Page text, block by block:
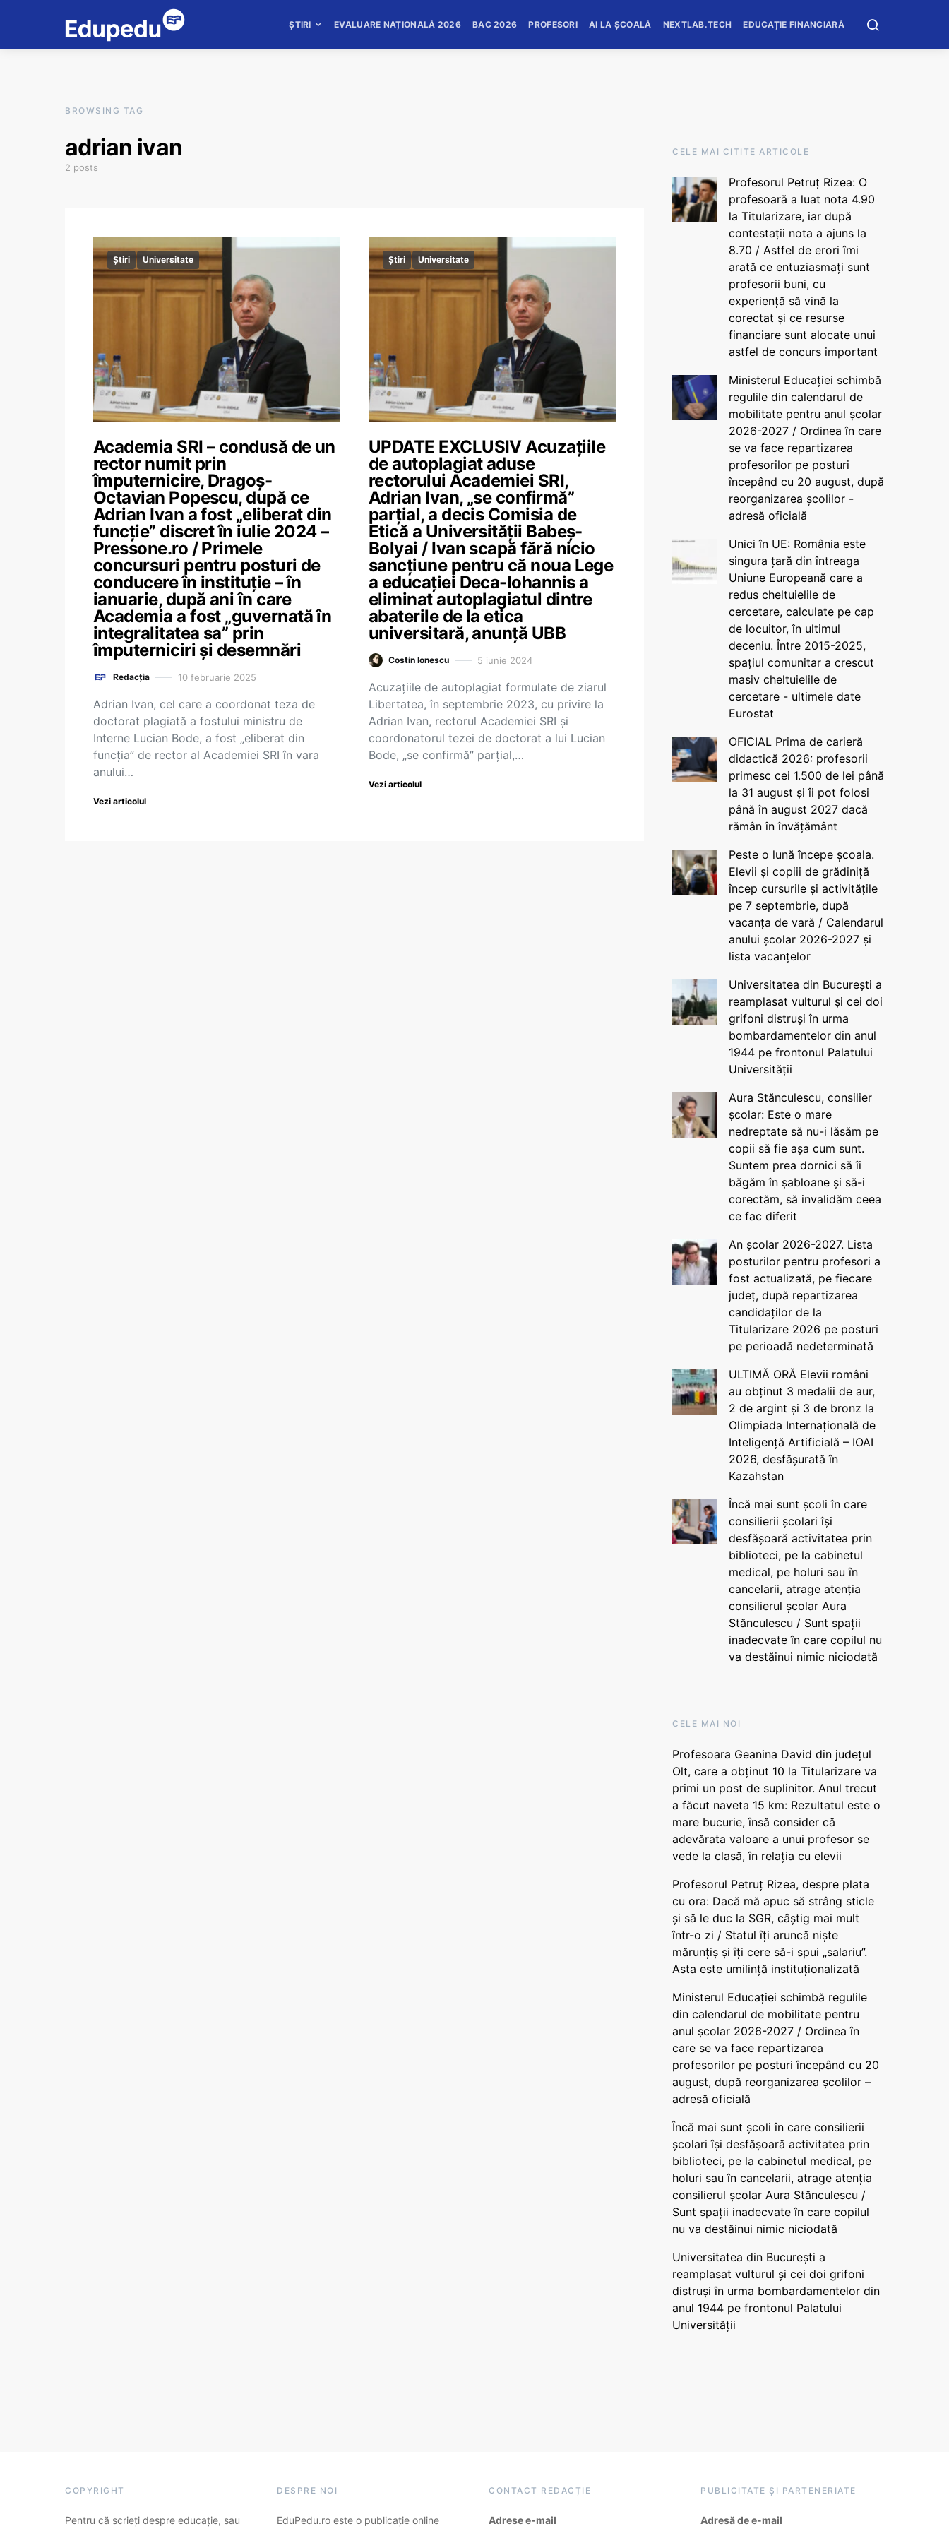
ȘTIRI EVALUARE NAȚIONALĂ 2026 BAC 2026 PROFESORI AI LA ȘCOALĂ NEXTLAB.TECH EDUCAȚIE FINANCIARĂ
BROWSING TAG
adrian ivan
2 posts
Știri Universitate
Academia SRI – condusă de un
rector numit prin
împuternicire, Dragoș-
Octavian Popescu, după ce
Adrian Ivan a fost „eliberat din
funcție” discret în iulie 2024 –
Pressone.ro / Primele
concursuri pentru posturi de
conducere în instituție – în
ianuarie, după ani în care
Academia a fost „guvernată în
integralitatea sa” prin
împuterniciri și desemnări
Redacția 10 februarie 2025
Adrian Ivan, cel care a coordonat teza de
doctorat plagiată a fostului ministru de
Interne Lucian Bode, a fost „eliberat din
funcția” de rector al Academiei SRI în vara
anului…
Vezi articolul
Știri Universitate
UPDATE EXCLUSIV Acuzațiile
de autoplagiat aduse
rectorului Academiei SRI,
Adrian Ivan, „se confirmă”
parțial, a decis Comisia de
Etică a Universității Babeș-
Bolyai / Ivan scapă fără nicio
sancțiune pentru că noua Lege
a educației Deca-Iohannis a
eliminat autoplagiatul dintre
abaterile de la etica
universitară, anunță UBB
Costin Ionescu 5 iunie 2024
Acuzațiile de autoplagiat formulate de ziarul
Libertatea, în septembrie 2023, cu privire la
Adrian Ivan, rectorul Academiei SRI și
coordonatorul tezei de doctorat a lui Lucian
Bode, „se confirmă” parțial,…
Vezi articolul
CELE MAI CITITE ARTICOLE
Profesorul Petruț Rizea: O
profesoară a luat nota 4.90
la Titularizare, iar după
contestații nota a ajuns la
8.70 / Astfel de erori îmi
arată ce entuziasmați sunt
profesorii buni, cu
experiență să vină la
corectat și ce resurse
financiare sunt alocate unui
astfel de concurs important
Ministerul Educației schimbă
regulile din calendarul de
mobilitate pentru anul școlar
2026-2027 / Ordinea în care
se va face repartizarea
profesorilor pe posturi
începând cu 20 august, după
reorganizarea școlilor -
adresă oficială
Unici în UE: România este
singura țară din întreaga
Uniune Europeană care a
redus cheltuielile de
cercetare, calculate pe cap
de locuitor, în ultimul
deceniu. Între 2015-2025,
spațiul comunitar a crescut
masiv cheltuielile de
cercetare - ultimele date
Eurostat
OFICIAL Prima de carieră
didactică 2026: profesorii
primesc cei 1.500 de lei până
la 31 august și îi pot folosi
până în august 2027 dacă
rămân în învățământ
Peste o lună începe școala.
Elevii și copiii de grădiniță
încep cursurile și activitățile
pe 7 septembrie, după
vacanța de vară / Calendarul
anului școlar 2026-2027 și
lista vacanțelor
Universitatea din București a
reamplasat vulturul și cei doi
grifoni distruși în urma
bombardamentelor din anul
1944 pe frontonul Palatului
Universității
Aura Stănculescu, consilier
școlar: Este o mare
nedreptate să nu-i lăsăm pe
copii să fie așa cum sunt.
Suntem prea dornici să îi
băgăm în șabloane și să-i
corectăm, să invalidăm ceea
ce fac diferit
An școlar 2026-2027. Lista
posturilor pentru profesori a
fost actualizată, pe fiecare
județ, după repartizarea
candidaților de la
Titularizare 2026 pe posturi
pe perioadă nedeterminată
ULTIMĂ ORĂ Elevii români
au obținut 3 medalii de aur,
2 de argint și 3 de bronz la
Olimpiada Internațională de
Inteligență Artificială – IOAI
2026, desfășurată în
Kazahstan
Încă mai sunt școli în care
consilierii școlari își
desfășoară activitatea prin
biblioteci, pe la cabinetul
medical, pe holuri sau în
cancelarii, atrage atenția
consilierul școlar Aura
Stănculescu / Sunt spații
inadecvate în care copilul nu
va destăinui nimic niciodată
CELE MAI NOI
Profesoara Geanina David din județul
Olt, care a obținut 10 la Titularizare va
primi un post de suplinitor. Anul trecut
a făcut naveta 15 km: Rezultatul este o
mare bucurie, însă consider că
adevărata valoare a unui profesor se
vede la clasă, în relația cu elevii
Profesorul Petruț Rizea, despre plata
cu ora: Dacă mă apuc să strâng sticle
și să le duc la SGR, câștig mai mult
într-o zi / Statul îți aruncă niște
mărunțiș și îți cere să-i spui „salariu”.
Asta este umilință instituționalizată
Ministerul Educației schimbă regulile
din calendarul de mobilitate pentru
anul școlar 2026-2027 / Ordinea în
care se va face repartizarea
profesorilor pe posturi începând cu 20
august, după reorganizarea școlilor –
adresă oficială
Încă mai sunt școli în care consilierii
școlari își desfășoară activitatea prin
biblioteci, pe la cabinetul medical, pe
holuri sau în cancelarii, atrage atenția
consilierul școlar Aura Stănculescu /
Sunt spații inadecvate în care copilul
nu va destăinui nimic niciodată
Universitatea din București a
reamplasat vulturul și cei doi grifoni
distruși în urma bombardamentelor din
anul 1944 pe frontonul Palatului
Universității
COPYRIGHT
Pentru că scrieți despre educație, sau
DESPRE NOI
EduPedu.ro este o publicație online
CONTACT REDACȚIE
Adrese e-mail
PUBLICITATE ȘI PARTENERIATE
Adresă de e-mail